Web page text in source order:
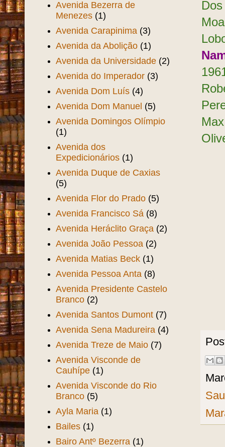
Avenida Bezerra de
Menezes (1)
Avenida Carapinima (3)
Avenida da Abolição (1)
Avenida da Universidade (2)
Avenida do Imperador (3)
Avenida Dom Luís (4)
Avenida Dom Manuel (5)
Avenida Domingos Olímpio
(1)
Avenida dos
Expedicionários (1)
Avenida Duque de Caxias
(5)
Avenida Flor do Prado (5)
Avenida Francisco Sá (8)
Avenida Heráclito Graça (2)
Avenida João Pessoa (2)
Avenida Matias Beck (1)
Avenida Pessoa Anta (8)
Avenida Presidente Castelo
Branco (2)
Avenida Santos Dumont (7)
Avenida Sena Madureira (4)
Avenida Treze de Maio (7)
Avenida Visconde de
Cauhípe (1)
Avenida Visconde do Rio
Branco (5)
Ayla Maria (1)
Bailes (1)
Bairo Antº Bezerra (1)